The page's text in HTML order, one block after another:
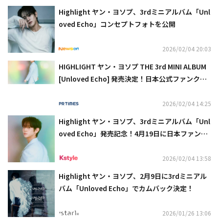
Highlight ヤン・ヨソプ、3rdミニアルバム「Unl
oved Echo」コンセプトフォトを公開
2026/02/04 20:03
HIGHLIGHT ヤン・ヨソプ THE 3rd MINI ALBUM
[Unloved Echo] 発売決定！日本公式ファンクラ
2026/02/04 14:25
Highlight ヤン・ヨソプ、3rdミニアルバム「Unl
oved Echo」発売記念！4月19日に日本ファンク
2026/02/04 13:58
Highlight ヤン・ヨソプ、2月9日に3rdミニアル
バム「Unloved Echo」でカムバック決定！
2026/01/26 13:06